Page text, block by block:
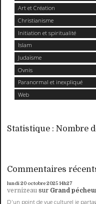
Art et Création
Christianisme
Initiation et spiritualité
Islam
Judaïsme
Ovnis
Paranormal et inexpliqué
Web
Statistique : Nombre
Commentaires
lundi 20 octobre 202514h27
vernizeau sur Grand
D'un point de vue culturel je